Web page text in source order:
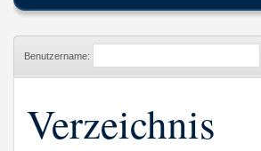
Benutzername:
Verzeichnis